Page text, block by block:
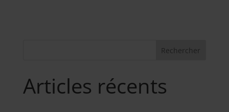
Rechercher
Articles récents